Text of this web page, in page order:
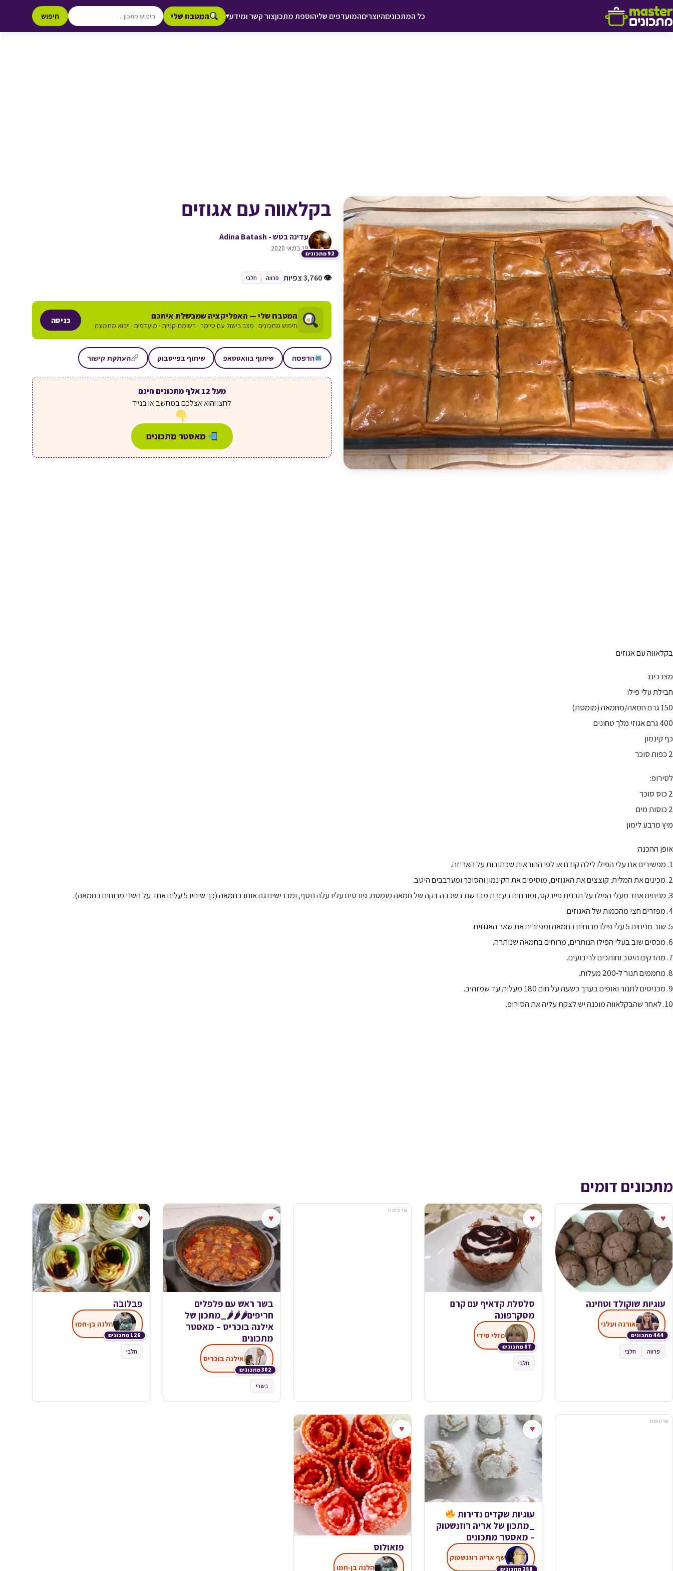
דלג לתוכן
כל המתכוניםהיוצריםהמועדפים שליהוספת מתכוןצור קשר ומידע▾ המטבח שלי חיפוש
בקלאווה עם אגוזים
92 מתכונים
עדינה בטש - Adina Batash
19 במאי 2020
♥ הוספה
👁 3,760 צפיות פרווה חלבי
המטבח שלי — האפליקציה שמבשלת איתכם
חיפוש מתכונים · מצב בישול עם טיימר · רשימת קניות · מועדפים · ייבוא מתמונה
כניסה
הדפסה שיתוף בוואטסאפ שיתוף בפייסבוק העתקת קישור
מעל 12 אלף מתכונים חינם
לחצו והוא אצלכם במחשב או בנייד
מאסטר מתכונים
בקלאווה עם אגוזים
מצרכים:
חבילת עלי פילו
150 גרם חמאה/מחמאה (מומסת)
400 גרם אגוזי מלך טחונים
כף קינמון
2 כפות סוכר
לסירופ:
2 כוס סוכר
2 כוסות מים
מיץ מרבע לימון
אופן ההכנה:
1. מפשירים את עלי הפילו לילה קודם או לפי ההוראות שכתובות על האריזה.
2. מכינים את המלית: קוצצים את האגוזים, מוסיפים את הקינמון והסוכר ומערבבים היטב.
3. מניחים אחד מעלי הפילו על תבנית פיירקס, ומורחים בעזרת מברשת בשכבה דקה של חמאה מומסת. פורסים עליו עלה נוסף, ומברישים גם אותו בחמאה (כך שיהיו 5 עלים אחד על השני מרוחים בחמאה).
4. מפזרים חצי מהכמות של האגוזים.
5. שוב מניחים 5 עלי פילו מרוחים בחמאה ומפזרים את שאר האגוזים.
6. מכסים שוב בעלי הפילו הנותרים, מרוחים בחמאה שנותרה.
7. מהדקים היטב וחותכים לריבועים.
8. מחממים תנור ל-200 מעלות.
9. מכניסים לתנור ואופים בערך כשעה על חום 180 מעלות עד שמזהיב.
10. לאחר שהבקלאווה מוכנה יש לצקת עליה את הסירופ.
מתכונים דומים
♥
עוגיות שוקולד וטחינה
444 מתכונים
אורנה ועלני
פרווה חלבי
♥
סלסלת קדאיף עם קרם
מסקרפונה
87 מתכונים
מזלי סידי
חלבי
פרסומת
♥
בשר ראש עם פלפלים
חריפים🌶🌶🌶_מתכון של
אילנה בוכריס – מאסטר
מתכונים
302 מתכונים
אילנה בוכריס
בשרי
♥
פבלובה
126 מתכונים
הלנה בן-חמו
חלבי
פרסומת
♥
עוגיות שקדים נדירות
_מתכון של אריה רוזנשטוק
– מאסטר מתכונים
280 מתכונים
שף אריה רוזנשטוק
♥
פזאולוס
הלנה בן-חמו